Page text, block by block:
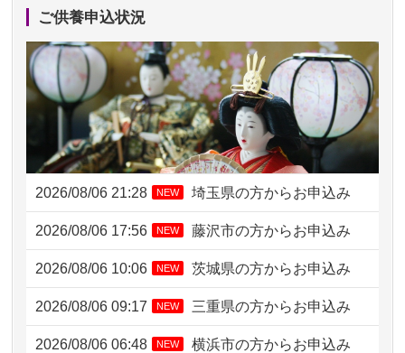
ご供養申込状況
2026/08/06 21:28 NEW 埼玉県の方からお申込み
2026/08/06 17:56 NEW 藤沢市の方からお申込み
2026/08/06 10:06 NEW 茨城県の方からお申込み
2026/08/06 09:17 NEW 三重県の方からお申込み
2026/08/06 06:48 NEW 横浜市の方からお申込み